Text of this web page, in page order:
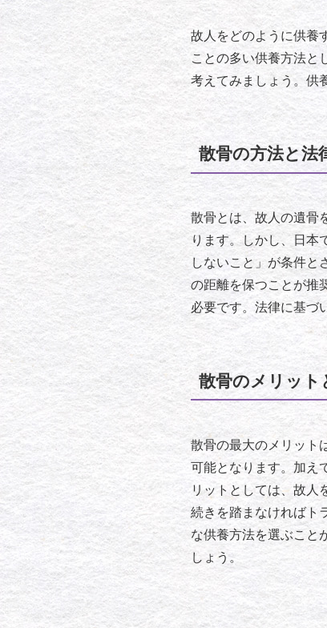
故人をどのように供養
ことの多い供養方法と
考えてみましょう。供
散骨の方法と法
散骨とは、故人の遺骨
ります。しかし、日本
しないこと」が条件と
の距離を保つことが推
必要です。法律に基づ
散骨のメリット
散骨の最大のメリット
可能となります。加え
リットとしては、故人
続きを踏まなければト
な供養方法を選ぶこと
しょう。